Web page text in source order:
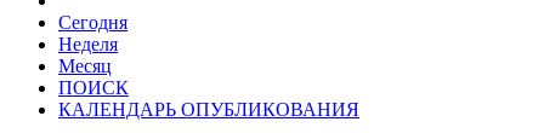
Сегодня
Неделя
Месяц
ПОИСК
КАЛЕНДАРЬ ОПУБЛИКОВАНИЯ